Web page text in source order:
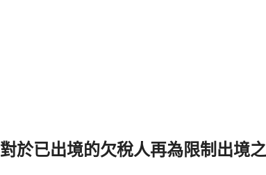
對於已出境的欠稅人再為限制出境